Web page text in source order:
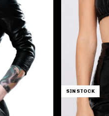
SIN STOCK